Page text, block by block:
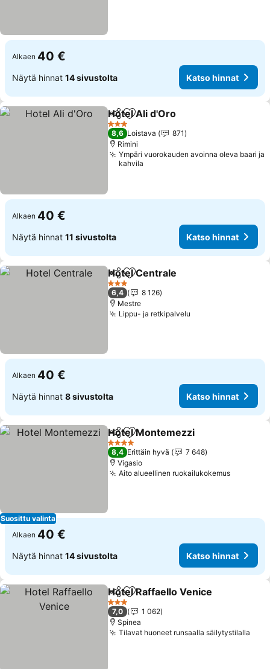
Alkaen 40 €
Näytä hinnat 14 sivustolta Katso hinnat
Jaa Lisää suosikkeihin
Hotel Ali d'Oro
3 Tähtiluokitus
8,6 Loistava
871
Rimini
Ympäri vuorokauden avoinna oleva baari ja
kahvila
Alkaen 40 €
Näytä hinnat 11 sivustolta Katso hinnat
Jaa Lisää suosikkeihin
Hotel Centrale
3 Tähtiluokitus
6,4
8 126
Mestre
Lippu- ja retkipalvelu
Alkaen 40 €
Näytä hinnat 8 sivustolta Katso hinnat
Suosittu valinta
Jaa Lisää suosikkeihin
Hotel Montemezzi
4 Tähtiluokitus
8,4 Erittäin hyvä
7 648
Vigasio
Aito alueellinen ruokailukokemus
Alkaen 40 €
Näytä hinnat 14 sivustolta Katso hinnat
Jaa Lisää suosikkeihin
Hotel Raffaello Venice
3 Tähtiluokitus
7,0
1 062
Spinea
Tilavat huoneet runsaalla säilytystilalla